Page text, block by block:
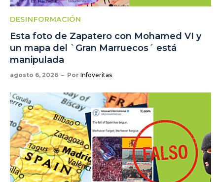
DESINFORMACIÓN
Esta foto de Zapatero con Mohamed VI y
un mapa del `Gran Marruecos´ está
manipulada
agosto 6, 2026 Por Infoveritas